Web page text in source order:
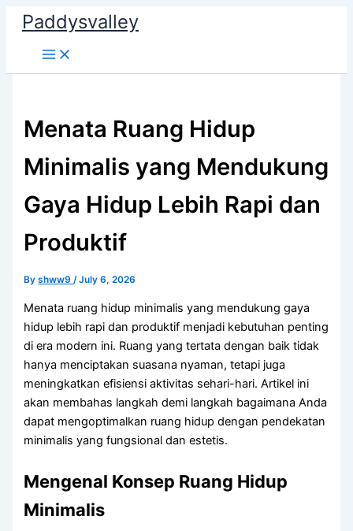
Skip
content
Paddysvalley
Menata Ruang Hidup
Minimalis yang Mendukung
Gaya Hidup Lebih Rapi dan
Produktif
Byshww9/July 6, 2026
Menata ruang hidup minimalis yang mendukung gaya
hidup lebih rapi dan produktif menjadi kebutuhan penting
di era modern ini. Ruang yang tertata dengan baik tidak
hanya menciptakan suasana nyaman, tetapi juga
meningkatkan efisiensi aktivitas sehari-hari. Artikel ini
akan membahas langkah demi langkah bagaimana Anda
dapat mengoptimalkan ruang hidup dengan pendekatan
minimalis yang fungsional dan estetis.
Mengenal Konsep Ruang Hidup
Minimalis